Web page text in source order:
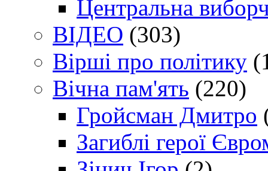
Центральна
ВІДЕО (303)
Вірші про політику
Вічна пам'ять (220)
Гройсман Дмитро
Загиблі герої